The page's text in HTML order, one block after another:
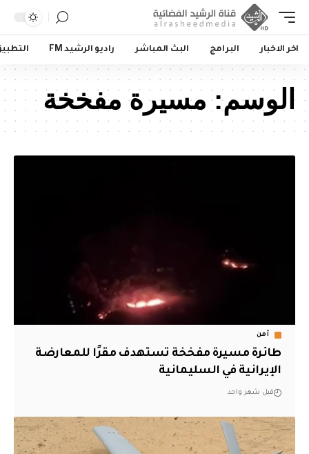
اخر الاخبار البرامج البث المباشر راديو الرشيد FM
الوسم:مسيرة مفخخة
أمن
طائرة مسيرة مفخخة تستهدف مقرًا للمعارضة
الإيرانية في السليمانية
قبل شهر واحد